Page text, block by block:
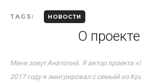
TAGS: НОВОСТИ
О
Меня зовут Анатолий. Я автор проекта
2017 году я эмигрировал с семьёй из